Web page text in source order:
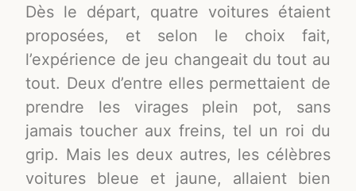
Dès le départ, quatre voitures étaient
proposées, et selon le choix fait,
l’expérience de jeu changeait du tout au
tout. Deux d’entre elles permettaient de
prendre les virages plein pot, sans
jamais toucher aux freins, tel un roi du
grip. Mais les deux autres, les célèbres
voitures bleue et jaune, allaient bien